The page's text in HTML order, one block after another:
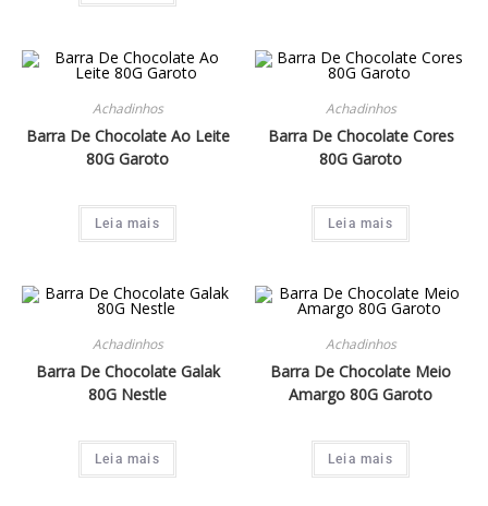
Achadinhos
Barra De Chocolate Ao Leite
80G Garoto
Leia mais
Achadinhos
Barra De Chocolate Cores
80G Garoto
Leia mais
Achadinhos
Barra De Chocolate Galak
80G Nestle
Leia mais
Achadinhos
Barra De Chocolate Meio
Amargo 80G Garoto
Leia mais